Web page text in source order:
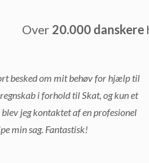
Over 20.000 danskere
besked om mit behøv for hjælp til
i forhold til Skat, og kun et
jeg kontaktet af en profesionel
min sag. Fantastisk!